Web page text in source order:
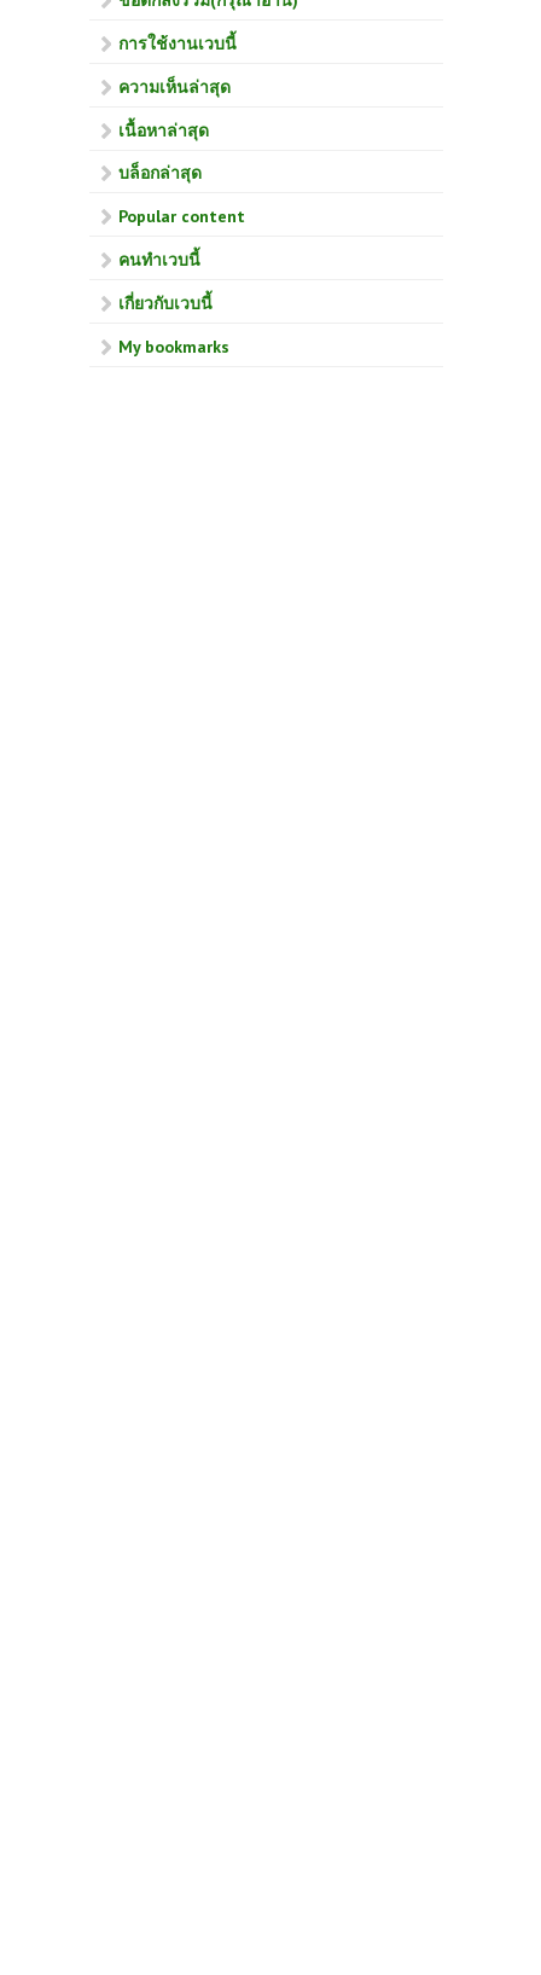
การใช้งานเวบนี้
ความเห็นล่าสุด
เนื้อหาล่าสุด
บล็อกล่าสุด
Popular content
คนทำเวบนี้
เกี่ยวกับเวบนี้
My bookmarks